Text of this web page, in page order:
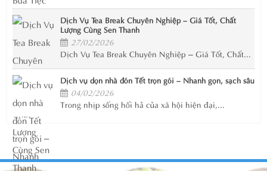
Dịch Vụ Tea Break Chuyên Nghiệp – Giá Tốt, Chất
Lượng Cùng Sen Thanh
27/02/2026
Dịch Vụ Tea Break Chuyên Nghiệp – Giá Tốt, Chất...
Dịch vụ dọn nhà đón Tết trọn gói – Nhanh gọn, sạch sâu
04/02/2026
Trong nhịp sống hối hả của xã hội hiện đại,...